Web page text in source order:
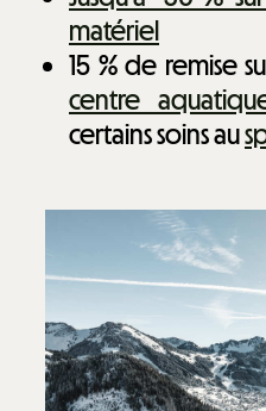
matériel
15 % de remise
centre
certains soins au